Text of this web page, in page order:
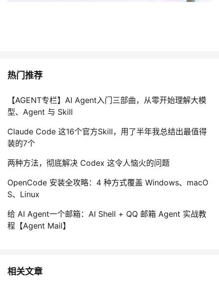
热门推荐
【AGENT专栏】AI Agent入门三部曲，从零开始理解大模
型、Agent 与 Skill
Claude Code 这16个官方Skill，用了半年我总结出最值得
装的7个
两种方法，彻底解决 Codex 这令人恼火的问题
OpenCode 安装全攻略：4 种方式覆盖 Windows、macO
S、Linux
给 AI Agent一个邮箱：AI Shell + QQ 邮箱 Agent 实战教
程【Agent Mail】
相关文章